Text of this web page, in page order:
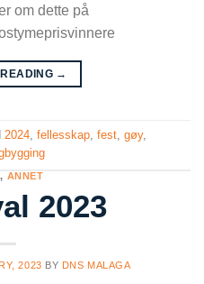
om dette på
→
2024 fellesskap fest gøy,
, ANNET
2023
2023 BY DNS MALAGA